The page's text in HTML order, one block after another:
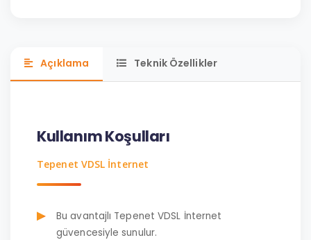
Açıklama Teknik Özellikler
Kullanım Koşulları
Tepenet VDSL İnternet
Bu avantajlı Tepenet VDSL İnternet
güvencesiyle sunulur.